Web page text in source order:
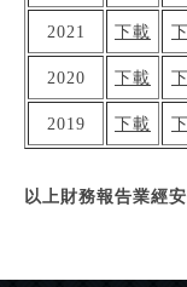
2021 下載
2020 下載
2019 下載
以上財務報告業經